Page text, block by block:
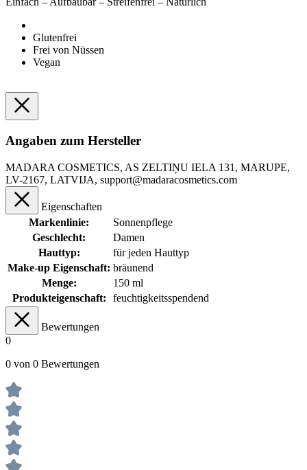
Glutenfrei
Frei von Nüssen
Vegan
Angaben zum Hersteller
MADARA COSMETICS, AS ZELTIŅU IELA 131, MARUPE,
LV-2167, LATVIJA, support@madaracosmetics.com
Eigenschaften
Markenlinie:
Sonnenpflege
Geschlecht:
Damen
Hauttyp:
für jeden Hauttyp
Make-up Eigenschaft: bräunend
Menge:
150 ml
Produkteigenschaft:
feuchtigkeitsspendend
Bewertungen
0
0 von 0 Bewertungen